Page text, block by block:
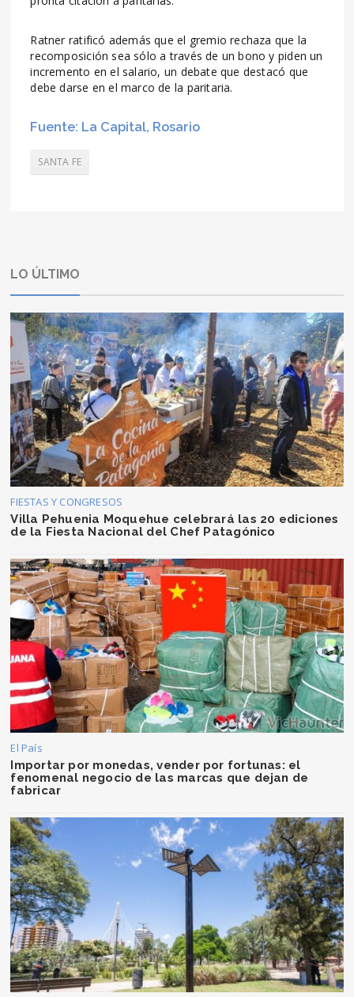
Ratner ratificó además que el gremio rechaza que la
recomposición sea sólo a través de un bono y piden un
incremento en el salario, un debate que destacó que
debe darse en el marco de la paritaria.
Fuente: La Capital, Rosario
SANTA FE
LO ÚLTIMO
FIESTAS Y CONGRESOS
Villa Pehuenia Moquehue celebrará las 20 ediciones
de la Fiesta Nacional del Chef Patagónico
El País
Importar por monedas, vender por fortunas: el
fenomenal negocio de las marcas que dejan de
fabricar